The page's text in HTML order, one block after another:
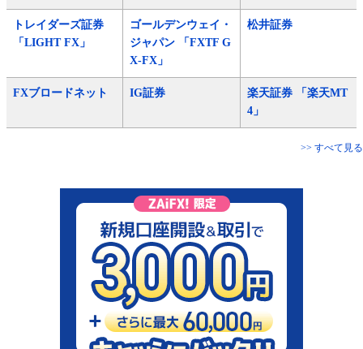
トレイダーズ証券
「LIGHT FX」
ゴールデンウェイ・
ジャパン 「FXTF G
X-FX」
松井証券
FXブロードネット IG証券
楽天証券 「楽天MT
4」
>> すべて見る